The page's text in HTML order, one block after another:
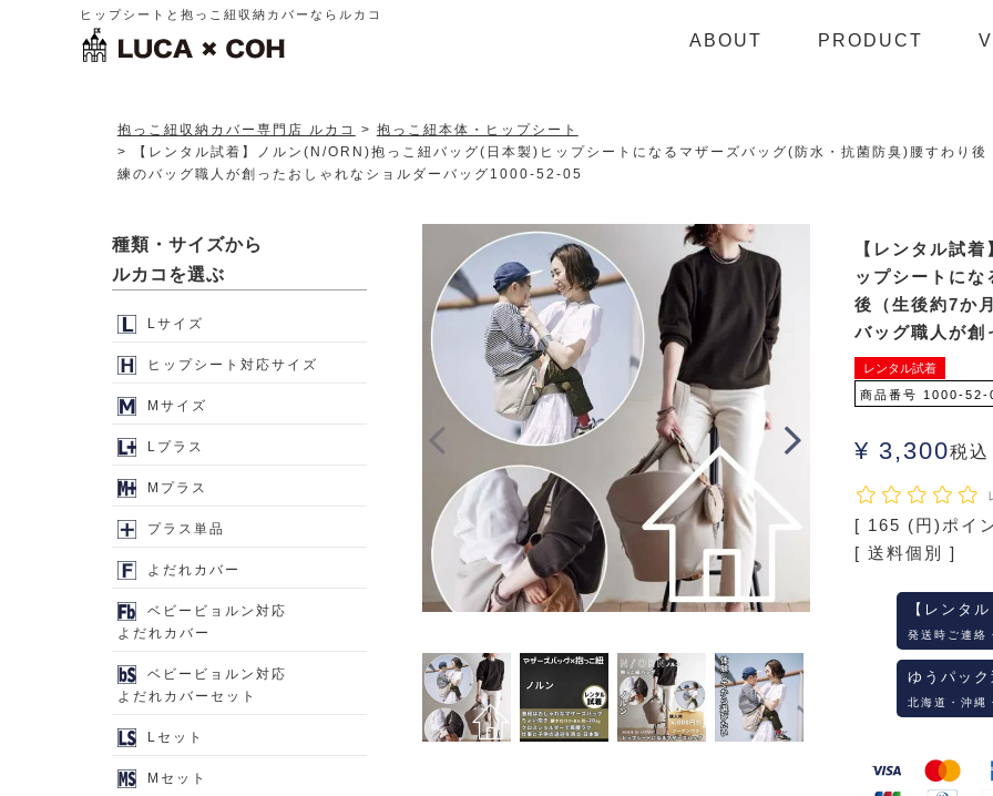
ヒップシートと抱っこ紐収納カバーならルカコ
ABOUT PRODUCT
抱っこ紐収納カバー専門店 ルカコ
抱っこ紐本体・ヒップシート
【レンタル試着】ノルン(N/ORN)抱っこ紐バッグ(日本製)ヒップシートになるマザーズバッグ(防水・抗菌防臭)腰すわり
練のバッグ職人が創ったおしゃれなショルダーバッグ1000-52-05
【レンタル試
ップシートに
後（生後約7か
バッグ職人が
レンタル試着
商品番号
1000-52-
¥ 3,300税込
[ 165 (円)ポイ
送料個別
【レンタ
発送時ご連絡
ゆうパッ
北海道・沖縄
種類・サイズから
ルカコを選ぶ
Lサイズ
ヒップシート対応サイズ
Mサイズ
Lプラス
Mプラス
プラス単品
よだれカバー
ベビービョルン対応
よだれカバー
ベビービョルン対応
よだれカバーセット
Lセット
Mセット